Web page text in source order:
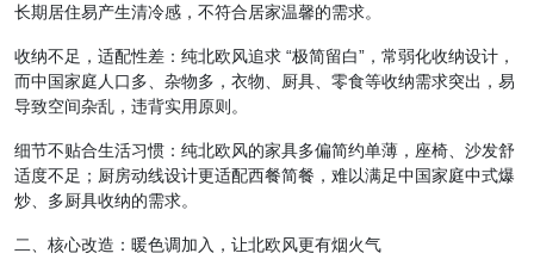
长期居住易产生清冷感，不符合居家温馨的需求。
收纳不足，适配性差：纯北欧风追求 “极简留白”，常弱化收纳设计，
而中国家庭人口多、杂物多，衣物、厨具、零食等收纳需求突出，易
导致空间杂乱，违背实用原则。
细节不贴合生活习惯：纯北欧风的家具多偏简约单薄，座椅、沙发舒
适度不足；厨房动线设计更适配西餐简餐，难以满足中国家庭中式爆
炒、多厨具收纳的需求。
二、核心改造：暖色调加入，让北欧风更有烟火气